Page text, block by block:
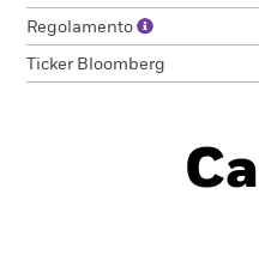
Regolamento
Ticker Bloomberg